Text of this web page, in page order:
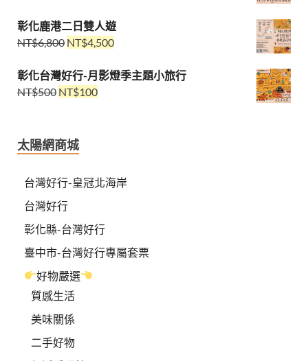
彰化鹿港二日雙人遊
NT$6,800 NT$4,500
彰化台灣好行-月影燈季主題小旅行
NT$500 NT$100
太陽網商城
台灣好行-皇冠北海岸
台灣好行
彰化縣-台灣好行
臺中市-台灣好行專屬套票
好物嚴選
質感生活
美味關係
二手好物